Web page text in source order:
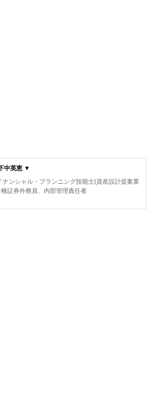
中英恵 ▼
ナンシャル・プランニング技能士(資産設計提案業
証券外務員、内部管理責任者
。2008年慶應義塾大学商学部卒業後、三菱UFJメ